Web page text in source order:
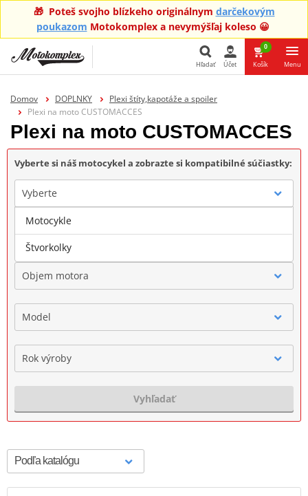
🎁 Poteš svojho blízkeho originálnym darčekovým
poukazom Motokomplex a nevymýšľaj koleso 😀
Hľadať Účet
0
Košík Menu
Domov DOPLNKY
Plexi štíty,kapotáže a spoiler
Plexi na moto CUSTOMACCES
Plexi na moto CUSTOMACCES
Vyberte si náš motocykel a zobrazte si kompatibilné súčiastky:
Vyberte
Značka
Objem motora
Model
Rok výroby
Vyhľadať
Motocykle
Štvorkolky